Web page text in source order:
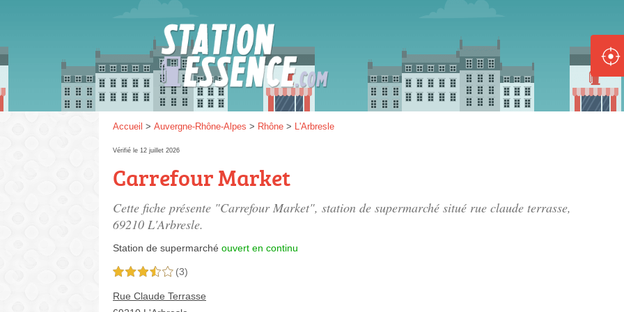
Accueil > Auvergne-Rhône-Alpes > Rhône > L'Arbresle
Vérifié le 12 juillet 2026
Carrefour Market
Cette fiche présente "Carrefour Market", station de supermarché situé rue claude terrasse,
69210 L'Arbresle.
Station de supermarché ouvert en continu
3,5 étoiles sur 5 (3)
Rue Claude Terrasse
Gazole :
Disponible Épuisé
SP 98 :
Disponible Épuisé